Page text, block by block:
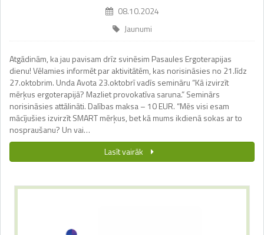
08.10.2024
Jaunumi
Atgādinām, ka jau pavisam drīz svinēsim Pasaules Ergoterapijas
dienu! Vēlamies informēt par aktivitātēm, kas norisināsies no 21.līdz
27.oktobrim. Unda Avota 23.oktobrī vadīs semināru “Kā izvirzīt
mērķus ergoterapijā? Mazliet provokatīva saruna.” Seminārs
norisināsies attālināti. Dalības maksa – 10 EUR. “Mēs visi esam
mācījušies izvirzīt SMART mērķus, bet kā mums ikdienā sokas ar to
nospraušanu? Un vai…
Lasīt vairāk